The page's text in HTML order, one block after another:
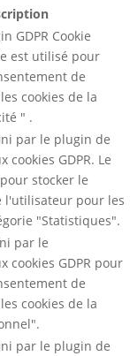
GDPR Cookie
est utilisé pour
de
cookies de la
" .
par le plugin de
cookies GDPR. Le
stocker le
l'utilisateur pour les
"Statistiques".
par le
cookies GDPR pour
de
cookies de la
par le plugin de